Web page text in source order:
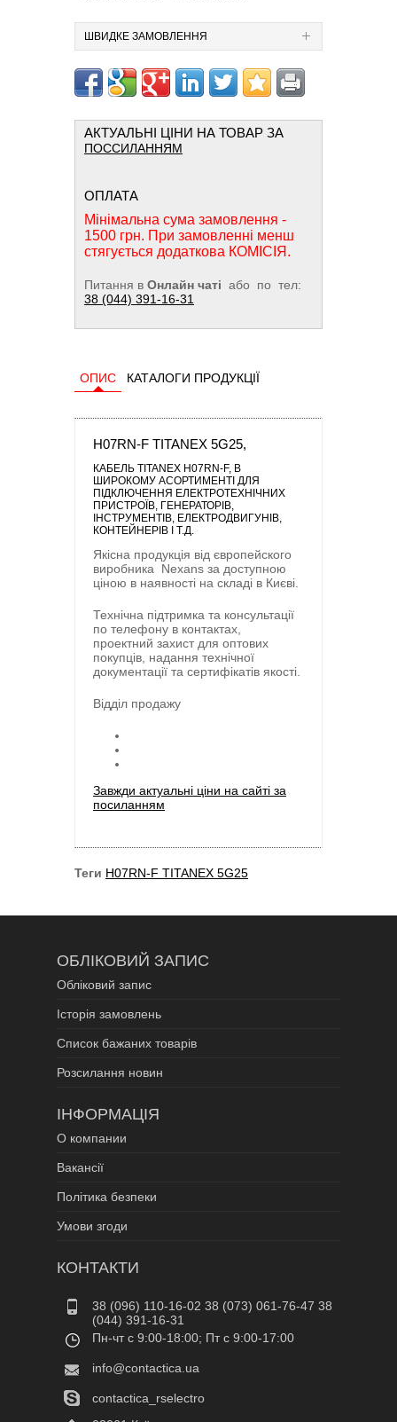
ШВИДКЕ ЗАМОВЛЕННЯ
АКТУАЛЬНІ ЦІНИ НА ТОВАР ЗА
ПОССИЛАННЯМ
ОПЛАТА
Мінімальна сума замовлення -
1500 грн. При замовленні менш
стягується додаткова КОМІСІЯ.
Питання в Онлайн чаті або по тел:
38 (044) 391-16-31
ОПИС КАТАЛОГИ ПРОДУКЦІЇ
H07RN-F TITANEX 5G25,
КАБЕЛЬ TITANEX H07RN-F, В
ШИРОКОМУ АСОРТИМЕНТІ ДЛЯ
ПІДКЛЮЧЕННЯ ЕЛЕКТРОТЕХНІЧНИХ
ПРИСТРОЇВ, ГЕНЕРАТОРІВ,
ІНСТРУМЕНТІВ, ЕЛЕКТРОДВИГУНІВ,
КОНТЕЙНЕРІВ І Т.Д.
Якісна продукція від європейского
виробника Nexans за доступною
ціною в наявності на складі в Києві.
Технічна підтримка та консультації
по телефону в контактах,
проектний захист для оптових
покупців, надання технічної
документації та сертифікатів якості.
Відділ продажу
Завжди актуальні ціни на сайті за
посиланням
Теги H07RN-F TITANEX 5G25
ОБЛІКОВИЙ ЗАПИС
Обліковий запис
Історія замовлень
Список бажаних товарів
Розсилання новин
ІНФОРМАЦІЯ
О компании
Вакансії
Політика безпеки
Умови згоди
КОНТАКТИ
38 (096) 110-16-02 38 (073) 061-76-47 38
(044) 391-16-31
Пн-чт c 9:00-18:00; Пт c 9:00-17:00
info@contactica.ua
contactica_rselectro